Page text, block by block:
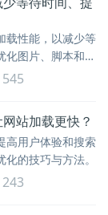
载性能，以减少等
图片、脚本和样
合理调整服务器
545
站加载更快？
高用户体验和搜索
的技巧与方法。
243